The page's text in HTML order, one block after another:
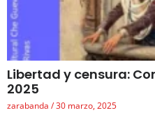
Libertad y censura:
2025
zarabanda 30 marzo, 2025